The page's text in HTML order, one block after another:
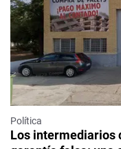
Política
Los intermediarios